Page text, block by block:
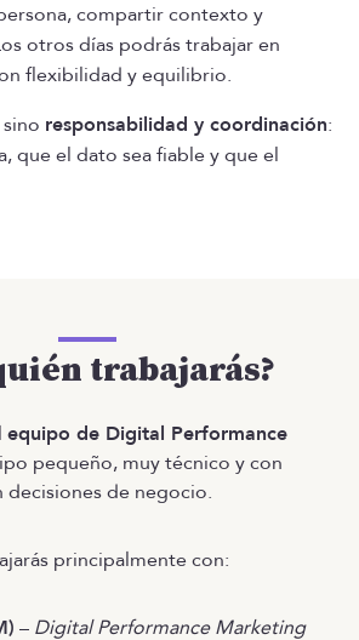
compartir contexto y
otros días podrás trabajar en
flexibilidad y equilibrio.
responsabilidad y coordinación:
que el dato sea fiable y que el
trabajarás?
equipo de Digital Performance
pequeño, muy técnico y con
de negocio.
principalmente con:
– Digital Performance Marketing